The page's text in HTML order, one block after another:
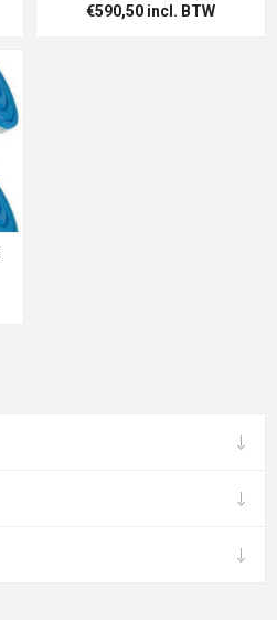
€590,50 incl. BTW